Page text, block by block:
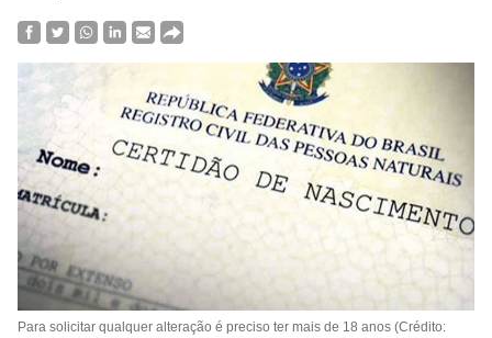
Para solicitar qualquer alteração é preciso ter mais de 18 anos (Crédito: